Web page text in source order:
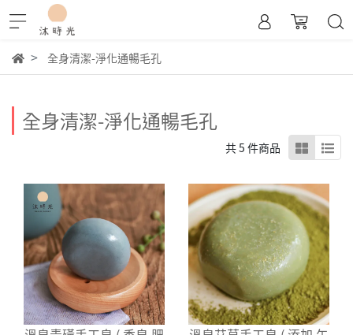
全身清潔-淨化通暢毛孔
全身清潔-淨化通暢毛孔
共 5 件商品